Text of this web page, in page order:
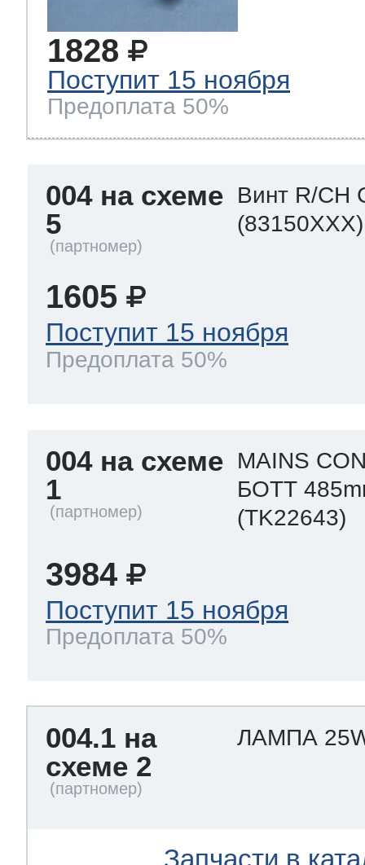
1828
Поступит 15 ноября
Предоплата 50%
004 на схеме
5
Винт R/CH
(83150XXX)
1605
Поступит 15 ноября
Предоплата 50%
004 на схеме
1
MAINS
БОТТ
(TK22643)
3984
Поступит 15 ноября
Предоплата 50%
004.1 на
схеме 2
ЛАМПА